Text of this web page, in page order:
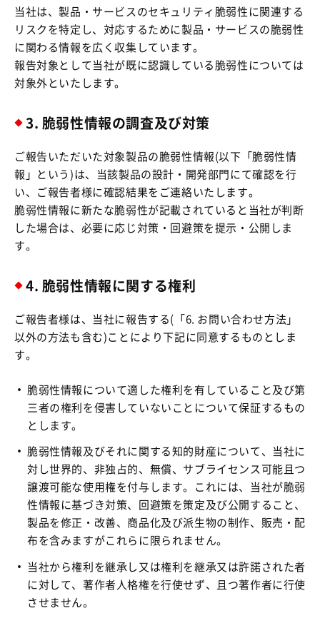
当社は、製品・サービスのセキュリティ脆弱性に関連する
リスクを特定し、対応するために製品・サービスの脆弱性
に関わる情報を広く収集しています。
報告対象として当社が既に認識している脆弱性については
対象外といたします。
3. 脆弱性情報の調査及び対策
ご報告いただいた対象製品の脆弱性情報(以下「脆弱性情
報」という)は、当該製品の設計・開発部門にて確認を行
い、ご報告者様に確認結果をご連絡いたします。
脆弱性情報に新たな脆弱性が記載されていると当社が判断
した場合は、必要に応じ対策・回避策を提示・公開しま
す。
4. 脆弱性情報に関する権利
ご報告者様は、当社に報告する(「6. お問い合わせ方法」
以外の方法も含む)ことにより下記に同意するものとしま
す。
脆弱性情報について適した権利を有していること及び第
三者の権利を侵害していないことについて保証するもの
とします。
脆弱性情報及びそれに関する知的財産について、当社に
対し世界的、非独占的、無償、サブライセンス可能且つ
譲渡可能な使用権を付与します。これには、当社が脆弱
性情報に基づき対策、回避策を策定及び公開すること、
製品を修正・改善、商品化及び派生物の制作、販売・配
布を含みますがこれらに限られません。
当社から権利を継承し又は権利を継承又は許諾された者
に対して、著作者人格権を行使せず、且つ著作者に行使
させません。